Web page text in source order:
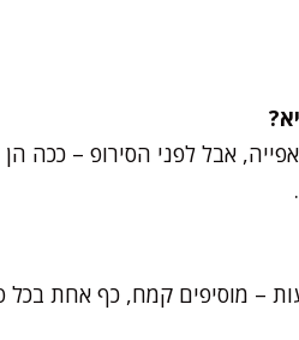
אבל לפני הסירופ – ככה
– מוסיפים קמח, כף אחת בכל